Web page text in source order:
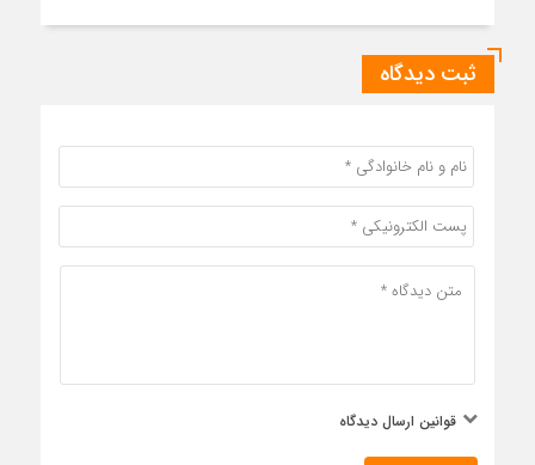
ثبت دیدگاه
قوانین ارسال دیدگاه